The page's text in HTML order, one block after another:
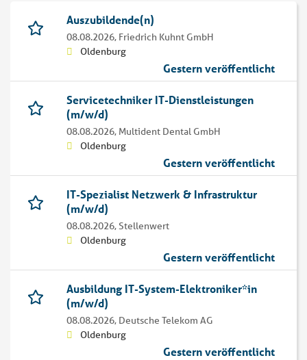
Auszubildende(n)
08.08.2026, Friedrich Kuhnt GmbH
Oldenburg
Gestern veröffentlicht
Servicetechniker IT-Dienstleistungen
(m/w/d)
08.08.2026, Multident Dental GmbH
Oldenburg
Gestern veröffentlicht
IT-Spezialist Netzwerk & Infrastruktur
(m/w/d)
08.08.2026,Stellenwert
Oldenburg
Gestern veröffentlicht
Ausbildung IT-System-Elektroniker*in
(m/w/d)
08.08.2026, Deutsche Telekom AG
Oldenburg
Gestern veröffentlicht